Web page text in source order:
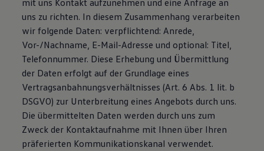
Fahrzeugabholung ab Werk
Uptime
mit uns Kontakt aufzunehmen und eine Anfrage an
uns zu richten. In diesem Zusammenhang verarbeiten
wir folgende Daten: verpflichtend: Anrede,
Vor-/Nachname, E-Mail-Adresse und optional: Titel,
Telefonnummer. Diese Erhebung und Übermittlung
der Daten erfolgt auf der Grundlage eines
Vertragsanbahnungsverhältnisses (Art. 6 Abs. 1 lit. b
DSGVO) zur Unterbreitung eines Angebots durch uns.
Die übermittelten Daten werden durch uns zum
Zweck der Kontaktaufnahme mit Ihnen über Ihren
präferierten Kommunikationskanal verwendet.